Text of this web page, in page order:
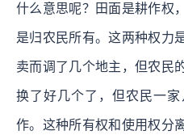
什么意思呢？田面是耕作权
是归农民所有。这两种权力
卖而调了几个地主，但农民
换了好几个了，但农民一
作。这种所有权和使用权分